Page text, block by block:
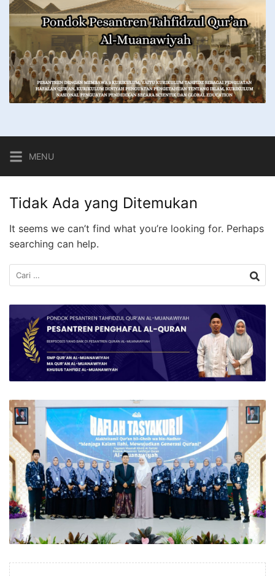
MENU
Tidak Ada yang Ditemukan
It seems we can’t find what you’re looking for. Perhaps
searching can help.
Cari
untuk: